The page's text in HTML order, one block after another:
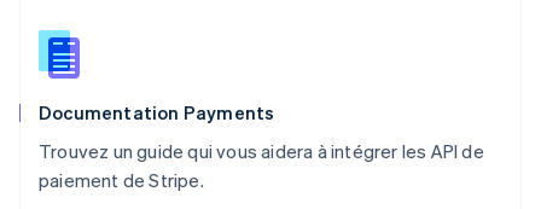
Documentation Payments
Trouvez un guide qui vous aidera à intégrer les API de
paiement de Stripe.
English
Roumanie
Royaume-Uni
Singapour
English 简体中文